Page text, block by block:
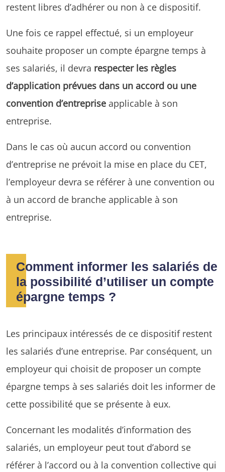
restent libres d’adhérer ou non à ce dispositif.
Une fois ce rappel effectué, si un employeur
souhaite proposer un compte épargne temps à
ses salariés, il devra respecter les règles
d’application prévues dans un accord ou une
convention d’entreprise applicable à son
entreprise.
Dans le cas où aucun accord ou convention
d’entreprise ne prévoit la mise en place du CET,
l’employeur devra se référer à une convention ou
à un accord de branche applicable à son
entreprise.
Comment informer les salariés de
la possibilité d’utiliser un compte
épargne temps ?
Les principaux intéressés de ce dispositif restent
les salariés d’une entreprise. Par conséquent, un
employeur qui choisit de proposer un compte
épargne temps à ses salariés doit les informer de
cette possibilité que se présente à eux.
Concernant les modalités d’information des
salariés, un employeur peut tout d’abord se
référer à l’accord ou à la convention collective qui